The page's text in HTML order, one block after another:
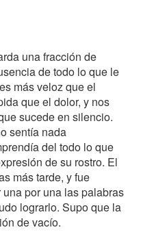
una fracción de
de todo lo que le
más veloz que el
que el dolor, y nos
sucede en silencio.
sentía nada
del todo lo que
de su rostro. El
más tarde, y fue
por una las palabras
lograrlo. Supo que la
de vacío.